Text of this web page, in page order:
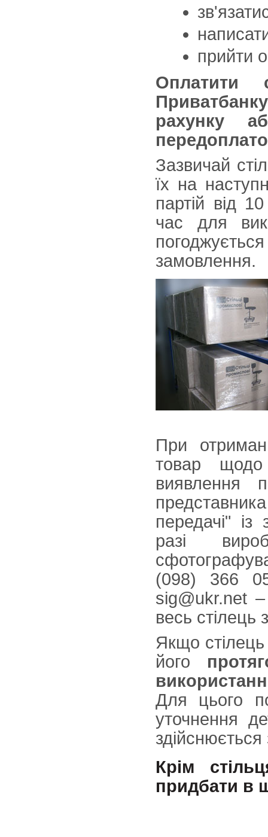
прийти
Оплатити
рахунку
Зазвичай
їх на
партій від
час для
замовлення.
При
товар
виявлення
передачі"
разі
(098) 366
sig@ukr.net
весь стілець
Якщо
його
Для цього
уточнення
Крім
придбати в